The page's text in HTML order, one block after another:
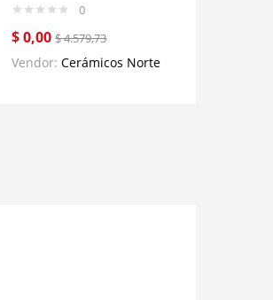
0
$0,00 $4.579,73
Vendor:Cerámicos Norte